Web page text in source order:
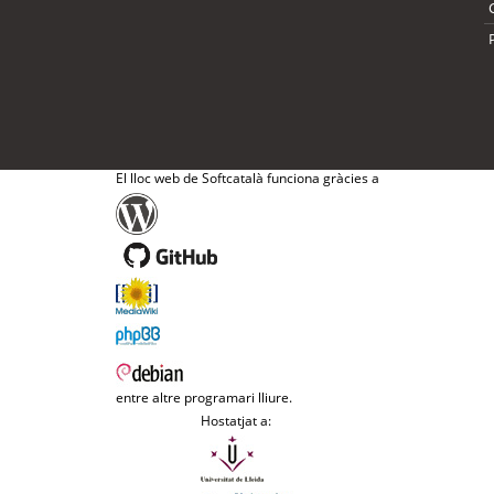
El lloc web de Softcatalà funciona gràcies a
entre altre programari lliure.
Hostatjat a: